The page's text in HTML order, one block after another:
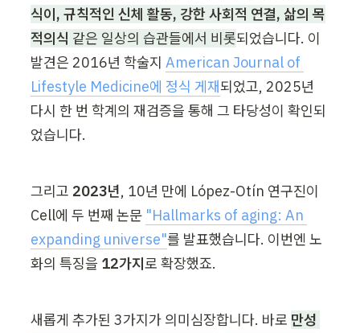
식이, 규칙적인 신체 활동, 강한 사회적 연결, 삶의 목
적의식 같은 일상의 습관들에서 비롯되었습니다. 이
발견은 2016년 학술지 American Journal of
Lifestyle Medicine에 정식 게재되었고, 2025년
다시 한 번 학계의 재검증을 통해 그 타당성이 확인되
었습니다.
그리고 2023년, 10년 만에 López-Otín 연구진이
Cell에 두 번째 논문 "Hallmarks of aging: An
expanding universe"를 발표했습니다. 이번엔 노
화의 특징을 12가지로 확장했죠.
새롭게 추가된 3가지가 의미심장합니다. 바로 만성